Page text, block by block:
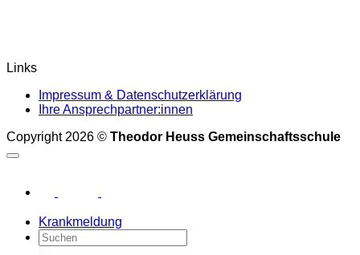
Links
Impressum & Datenschutzerklärung
Ihre Ansprechpartner:innen
Copyright 2026 © Theodor Heuss Gemeinschaftsschule
Krankmeldung